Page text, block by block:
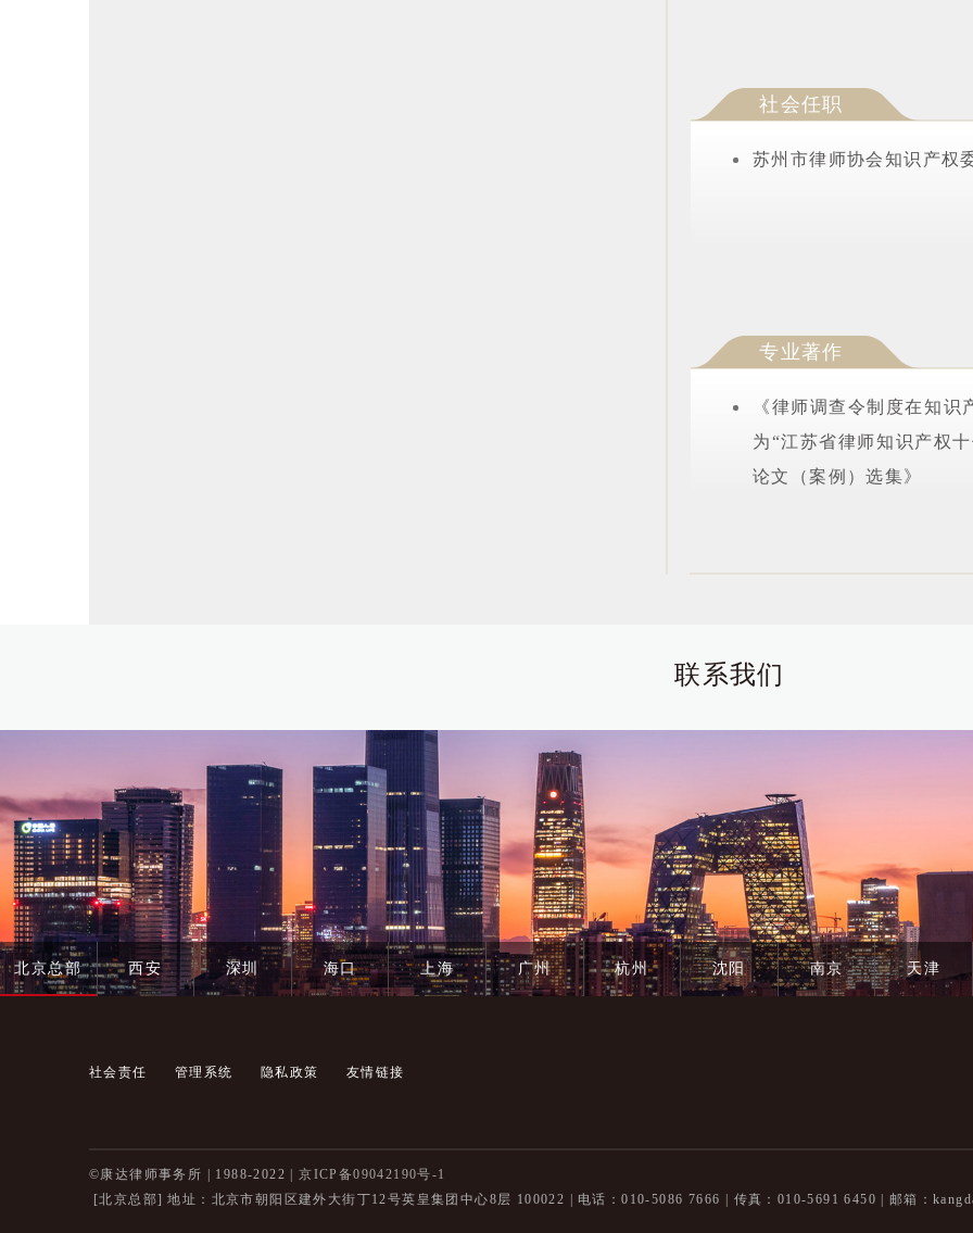
社会任职
苏州市律师协会知识产权
专业著作
《律师调查令制度在知
为“江苏省律师知识产权
论文（案例）选集》
联系我们
北京总部 西安 深圳 海口 上海 广州 杭州 沈阳 南京 天津
社会责任 管理系统 隐私政策 友情链接
©康达律师事务所 | 1988-2022 |京ICP备09042190号-1
[北京总部] 地址：北京市朝阳区建外大街丁12号英皇集团中心8层 100022 | 电话：010-5086 7666 | 传真：010-5691 6450 | 邮箱：